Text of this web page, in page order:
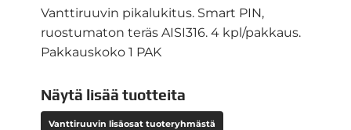
Vanttiruuvin pikalukitus. Smart PIN,
ruostumaton teräs AISI316. 4 kpl/pakkaus.
Pakkauskoko 1 PAK
Näytä lisää tuotteita
Vanttiruuvin lisäosat tuoteryhmästä